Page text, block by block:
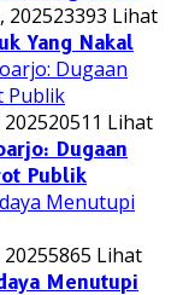
202523393 Lihat
Yang Nakal
20511 Lihat
Dugaan
Publik
5865 Lihat
Menutupi